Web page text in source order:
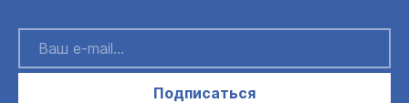
Подписаться